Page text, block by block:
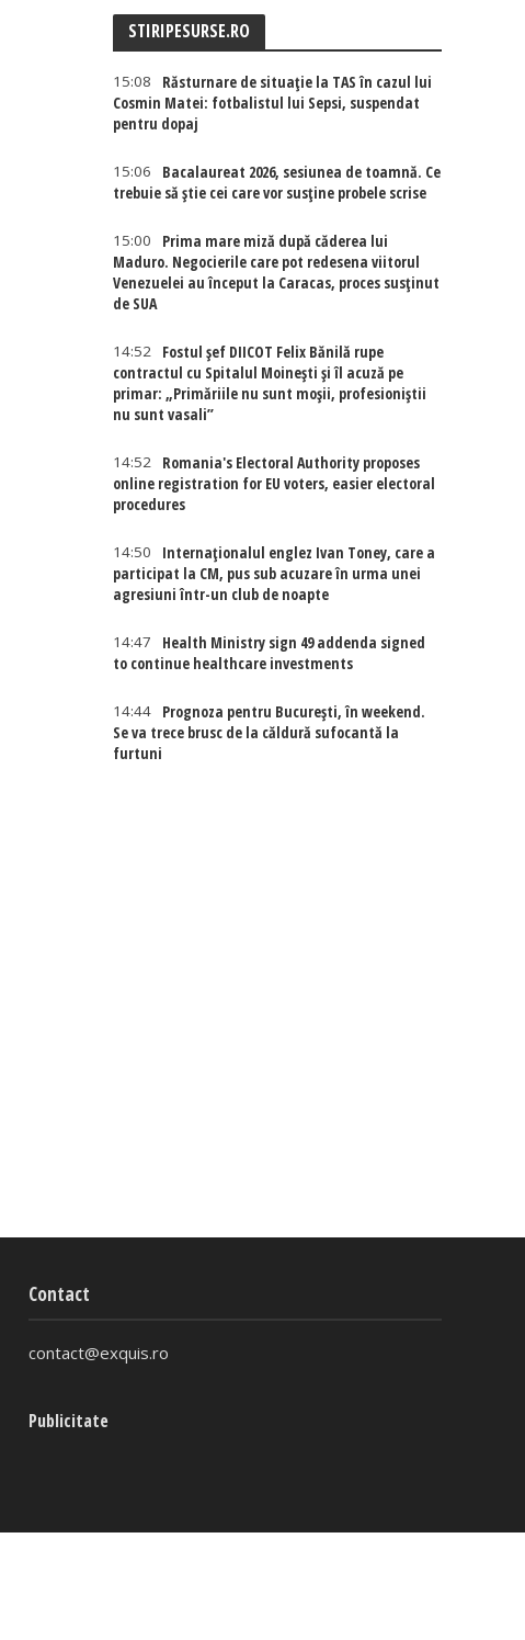
STIRIPESURSE.RO
15:08
Răsturnare de situație la TAS în cazul lui
Cosmin Matei: fotbalistul lui Sepsi, suspendat
pentru dopaj
15:06
Bacalaureat 2026, sesiunea de toamnă. Ce
trebuie să știe cei care vor susține probele scrise
15:00
Prima mare miză după căderea lui
Maduro. Negocierile care pot redesena viitorul
Venezuelei au început la Caracas, proces susținut
de SUA
14:52
Fostul șef DIICOT Felix Bănilă rupe
contractul cu Spitalul Moinești și îl acuză pe
primar: „Primăriile nu sunt moșii, profesioniștii
nu sunt vasali”
14:52
Romania's Electoral Authority proposes
online registration for EU voters, easier electoral
procedures
14:50
Internaţionalul englez Ivan Toney, care a
participat la CM, pus sub acuzare în urma unei
agresiuni într-un club de noapte
14:47
Health Ministry sign 49 addenda signed
to continue healthcare investments
14:44
Prognoza pentru București, în weekend.
Se va trece brusc de la căldură sufocantă la
furtuni
Contact
contact@exquis.ro
Publicitate